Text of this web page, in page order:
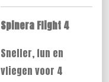
Spinera Flight 4
Sneller, fun en
vliegen voor 4